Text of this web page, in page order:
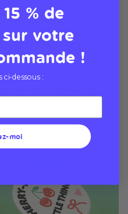
phone et
chutes de 10 ft pour
quotidiens en
% de
votre
!
ci-dessous :
moi